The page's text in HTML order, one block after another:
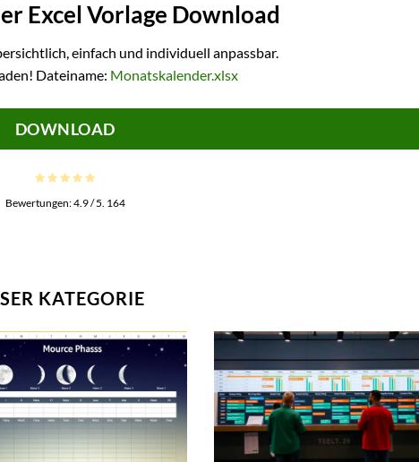
Excel Vorlage Download
einfach und individuell anpassbar.
Dateiname: Monatskalender.xlsx
DOWNLOAD
Bewertungen:4.9/ 5. 164
KATEGORIE